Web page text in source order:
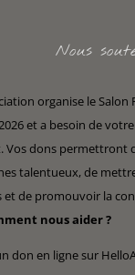
Nous
organise le Salon
et a besoin de
Vos dons permettront
talentueux, de
et de promouvoir la
nous aider ?
don en ligne sur